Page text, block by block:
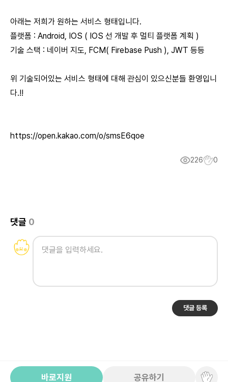
아래는 저희가 원하는 서비스 형태입니다.
플랫폼 : Android, IOS ( IOS 선 개발 후 멀티 플랫폼 계획 )
기술 스택 : 네이버 지도, FCM( Firebase Push ), JWT 등등
위 기술되어있는 서비스 형태에 대해 관심이 있으신분들 환영입니
다.!!
https://open.kakao.com/o/smsE6qoe
226 0
댓글 0
댓글 등록
바로지원 공유하기